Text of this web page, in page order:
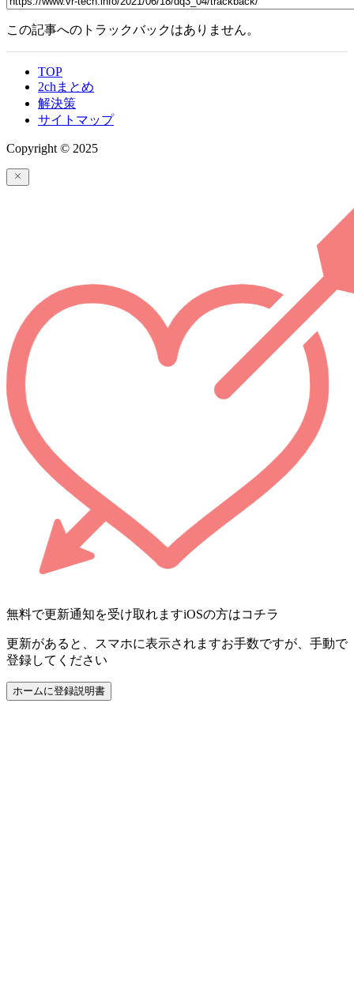
この記事へのトラックバックはありません。
TOP
2chまとめ
解決策
サイトマップ
Copyright © 2025
無料で更新通知を受け取れますiOSの方はコチラ
更新があると、スマホに表示されますお手数ですが、手動で
登録してください
ホームに登録説明書